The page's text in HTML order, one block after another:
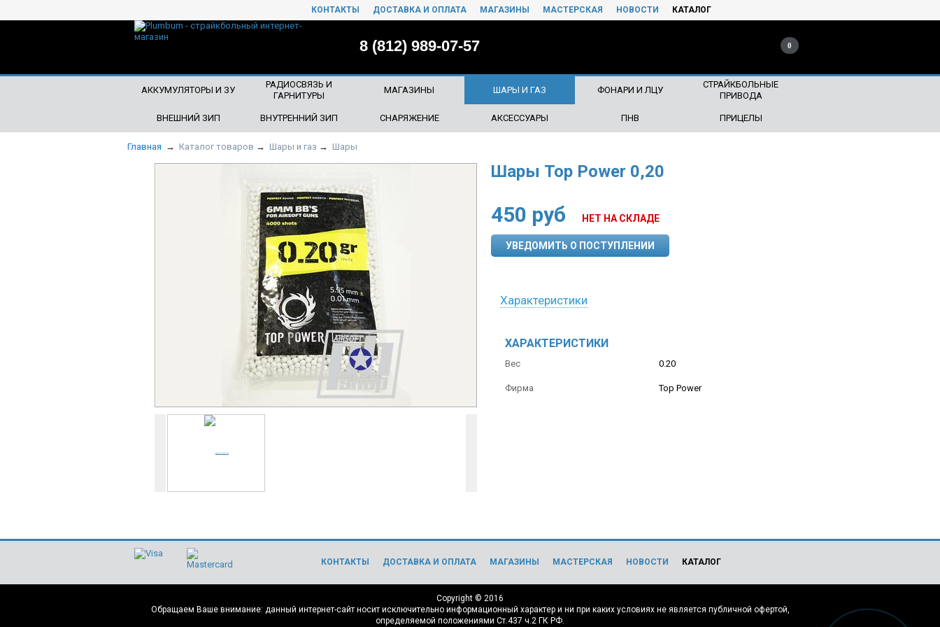
КОНТАКТЫ ДОСТАВКА И ОПЛАТА МАГАЗИНЫ МАСТЕРСКАЯ НОВОСТИ КАТАЛОГ
8 (812) 989-07-57 0
АККУМУЛЯТОРЫ И ЗУ
РАДИОСВЯЗЬ И
ГАРНИТУРЫ
МАГАЗИНЫ ШАРЫ И ГАЗ ФОНАРИ И ЛЦУ
СТРАЙКБОЛЬНЫЕ
ПРИВОДА
ВНЕШНИЙ ЗИП ВНУТРЕННИЙ ЗИП СНАРЯЖЕНИЕ АКСЕССУАРЫ ПНВ ПРИЦЕЛЫ
Главная → Каталог товаров → Шары и газ → Шары
Шары Top Power 0,20
450 руб НЕТ НА СКЛАДЕ
УВЕДОМИТЬ О ПОСТУПЛЕНИИ
Характеристики
ХАРАКТЕРИСТИКИ
Вес 0.20
Фирма Top Power
КОНТАКТЫ ДОСТАВКА И ОПЛАТА МАГАЗИНЫ МАСТЕРСКАЯ НОВОСТИ КАТАЛОГ
Copyright © 2016
Обращаем Ваше внимание: данный интернет-сайт носит исключительно информационный характер и ни при каких условиях не является публичной офертой,
определяемой положениями Ст.437 ч.2 ГК РФ.
ЧТО БУДЕМ ИСКАТЬ?